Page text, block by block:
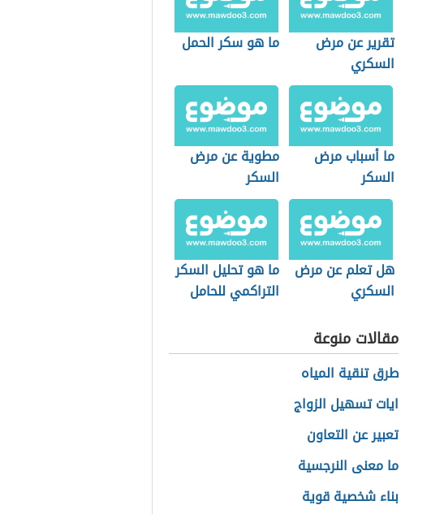
تقرير عن مرض
السكري
ما هو سكر الحمل
ما أسباب مرض
السكر
مطوية عن مرض
السكر
هل تعلم عن مرض
السكري
ما هو تحليل السكر
التراكمي للحامل
مقالات منوعة
طرق تنقية المياه
ايات تسهيل الزواج
تعبير عن التعاون
ما معنى النرجسية
بناء شخصية قوية